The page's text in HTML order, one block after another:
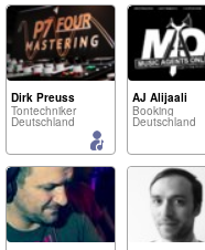
Dirk Preuss
Tontechniker
Deutschland
AJ Alijaali
Booking
Deutschland